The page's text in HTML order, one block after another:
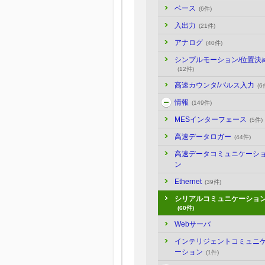
ベース (6件)
入出力 (21件)
アナログ (40件)
シンプルモーション/位置決
(12件)
高速カウンタ/パルス入力 (6
情報 (149件)
MESインターフェース (5件)
高速データロガー (44件)
高速データコミュニケーショ
ン
Ethernet (39件)
シリアルコミュニケーショ
(60件)
Webサーバ
インテリジェントコミュニ
ーション (1件)